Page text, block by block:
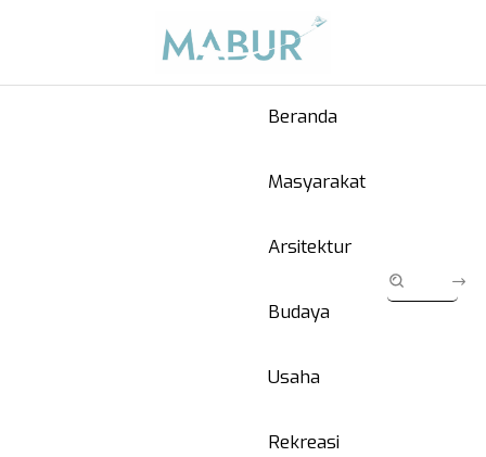
Beranda
Masyarakat
Arsitektur
Budaya
Usaha
Rekreasi